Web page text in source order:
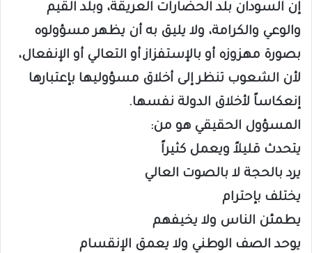
إن السودان بلد الحضارات العريقة، وبلد القيم
والوعي والكرامة، ولا يليق به أن يظهر مسؤولوه
بصورة مهزوزه أو بالإستفزاز أو التعالي أو الإنفعال،
لأن الشعوب تنظر إلى أخلاق مسؤوليها بإعتبارها
إنعكاساً لأخلاق الدولة نفسها.
المسؤول الحقيقي هو من:
يتحدث قليلاً ويعمل كثيراً
يرد بالحجة لا بالصوت العالي
يختلف بإحترام
يطمئن الناس ولا يخيفهم
يوحد الصف الوطني ولا يعمق الإنقسام